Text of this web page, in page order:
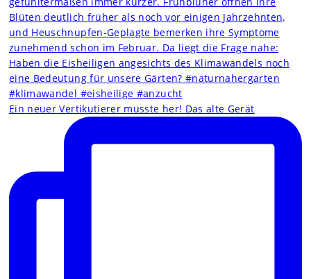
Ein neuer Vertikutierer musste her! Das alte Gerät